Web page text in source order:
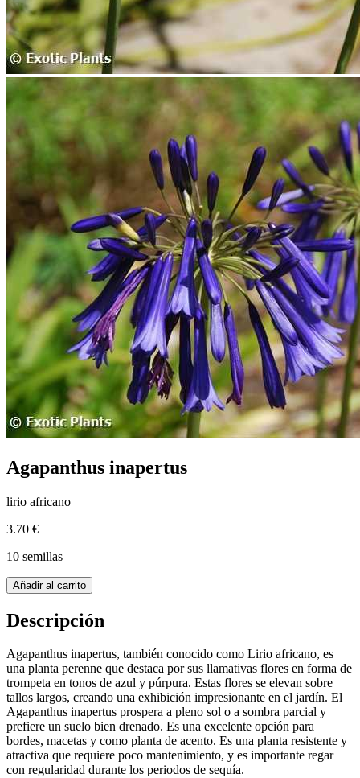
Agapanthus inapertus
lirio africano
3.70 €
10 semillas
Añadir al carrito
Descripción
Agapanthus inapertus, también conocido como Lirio africano, es
una planta perenne que destaca por sus llamativas flores en forma de
trompeta en tonos de azul y púrpura. Estas flores se elevan sobre
tallos largos, creando una exhibición impresionante en el jardín. El
Agapanthus inapertus prospera a pleno sol o a sombra parcial y
prefiere un suelo bien drenado. Es una excelente opción para
bordes, macetas y como planta de acento. Es una planta resistente y
atractiva que requiere poco mantenimiento, y es importante regar
con regularidad durante los periodos de sequía.